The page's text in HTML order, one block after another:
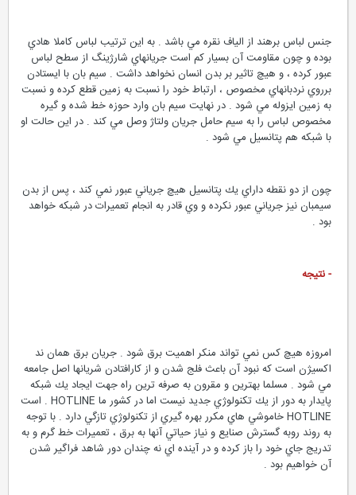
جنس لباس برهند از الياف نقره مي باشد . به اين ترتيب لباس كاملا هادي
بوده و چون مقاومت آن بسيار كم است جريانهاي شارژينگ از سطح لباس
عبور كرده ، و هيچ تاثير بر بدن انسان نخواهد داشت . سيم بان با ايستادن
برروي نردبانهاي مخصوص ، ارتباط خود را نسبت به زمين قطع كرده و نسبت
به زمين ايزوله مي شود . در نهايت سيم بان وارد حوزه خط شده و گيره
مخصوص لباس را به سيم حامل جريان ولتاژ وصل مي كند . در اين حالت او
با شبكه هم پتانسيل مي شود .
چون از دو نقطه داراي يك پتانسيل هيچ جرياني عبور نمي كند ، پس از بدن
سيمبان نيز جرياني عبور نكرده و وي قادر به انجام تعميرات در شبكه خواهد
بود .
- نتيجه
امروزه هيچ كس نمي تواند منكر اهميت برق شود . جريان برق همان ند
اكسيژن است كه نبود آن باعث فلج شدن و از كارافتادن شريانها اصل جامعه
مي شود . مسلما بهترين و مقرون به صرفه ترين راه جهت ايجاد يك شبكه
پايدار به دور از يك تكنولوژي جديد نيست اما در كشور ما HOTLINE . است
HOTLINE خاموشي هاي مكرر بهره گيري از تكنولوژي تازگي دارد . با توجه
به روند روبه گسترش صنايع و نياز حياتي آنها به برق ، تعميرات خط گرم و به
تدريج جاي خود را باز كرده و در آينده اي نه چندان دور شاهد فراگير شدن
آن خواهيم بود .